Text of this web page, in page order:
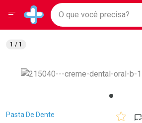
Drogarias Pacheco
Baixe nosso APP e aproveite
Ir direto para a home
pela página
Ir direto para o conteúdo
Ir direto para a busca
Ir direto para a conta
Ir direto para a notificações
Ir direto para o carrinho
Faça a sua busca
O que você precisa?
Menu
Breadcrumb
Pasta De Dente
1 / 1